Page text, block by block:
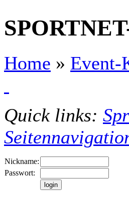
Home » Event-
Quick links:
Nickname:
Passwort: